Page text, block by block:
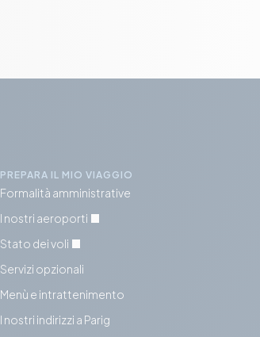
PREPARA IL MIO VIAGGIO
Formalità amministrative
I nostri aeroporti
Stato dei voli
Servizi opzionali
Menù e intrattenimento
I nostri indirizzi a Parig